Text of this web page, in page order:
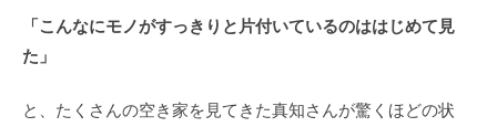
「こんなにモノがすっきりと片付いているのははじめて見
た」
と、たくさんの空き家を見てきた真知さんが驚くほどの状